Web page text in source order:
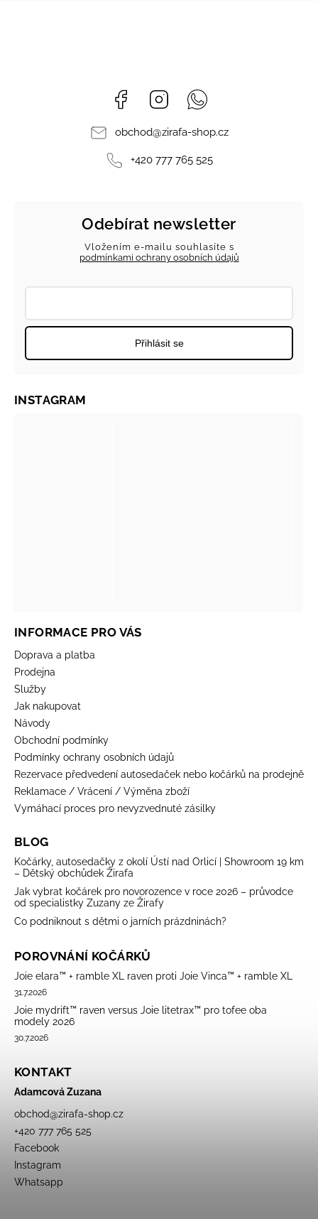
Facebook Instagram
obchod@zirafa-shop.cz
+420 777 765 525
Odebírat newsletter
Vložením e-mailu souhlasíte s
podmínkami ochrany osobních údajů
Přihlásit se
INFORMACE PRO VÁS
Doprava a platba
Prodejna
Služby
Jak nakupovat
Návody
Obchodní podmínky
Podmínky ochrany osobních údajů
Rezervace předvedení autosedaček nebo kočárků na prodejně
Reklamace / Vrácení / Výměna zboží
Vymáhací proces pro nevyzvednuté zásilky
BLOG
Kočárky, autosedačky z okolí Ústí nad Orlicí | Showroom 19 km
– Dětský obchůdek Žirafa
Jak vybrat kočárek pro novorozence v roce 2026 – průvodce
od specialistky Zuzany ze Žirafy
Co podniknout s dětmi o jarních prázdninách?
POROVNÁNÍ KOČÁRKŮ
Joie elara™ + ramble XL raven proti Joie Vinca™ + ramble XL
31.7.2026
Joie mydrift™ raven versus Joie litetrax™ pro tofee oba
modely 2026
30.7.2026
KONTAKT
Adamcová Zuzana
obchod@zirafa-shop.cz
+420 777 765 525
Facebook
Instagram
Whatsapp
INSTAGRAM